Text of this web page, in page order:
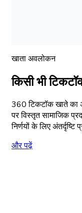
खाता अवलोकन
किसी भी
360 टिकटॉक खाते का
पर विस्तृत सामाजिक
निर्णयों के लिए अंतर्दृष्टि
और पढ़ें